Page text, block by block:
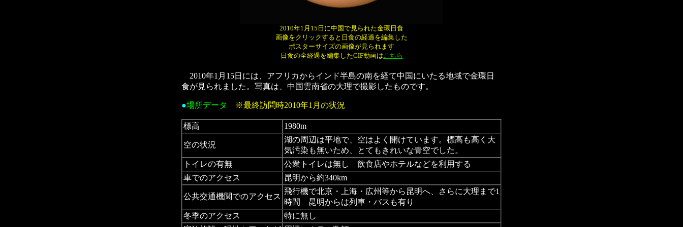
2010年1月15日に中国で見られた金環日食
画像をクリックすると日食の経過を編集した
ポスターサイズの画像が見られます
日食の全経過を編集したGIF動画はこちら
2010年1月15日には、アフリカからインド半島の南を経て中国にいたる地域で金環日
食が見られました。写真は、中国雲南省の大理で撮影したものです。
●場所データ ※最終訪問時2010年1月の状況
標高 1980m
空の状況
湖の周辺は平地で、空はよく開けています。標高も高く大
気汚染も無いため、とてもきれいな青空でした。
トイレの有無
公衆トイレは無し 飲食店やホテルなどを利用する
車でのアクセス
昆明から約340km
公共交通機関でのアクセス
飛行機で北京・上海・広州等から昆明へ、さらに大理まで1
時間 昆明からは列車・バスも有り
冬季のアクセス
特に無し